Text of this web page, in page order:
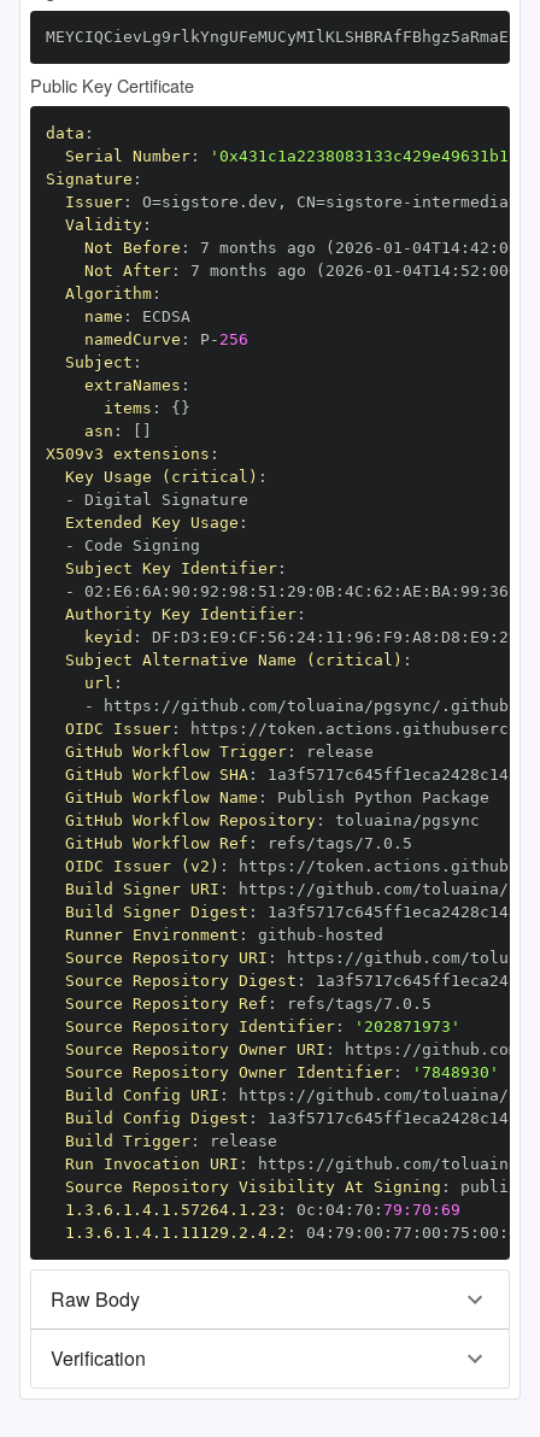
Public Key Certificate
data :
Serial Number:
Signature :
Issuer: O=sigstore.dev , CN=sigstore -
Validity:
Not Before : 7 months ago (2026 -01 -04T14: 42 :
Not After: 7 months ago (2026 -01 -04T14: 52 : 00+00
Algorithm:
name :
namedCurve : P- 256
Subject :
extraNames :
items : { }
asn :
X509v3 extensions :
Key Usage (critical) :
-
Extended Key Usage :
-
Subject Key Identifier:
-
02 : E6 : 6A : 90 : 92 : 98 : 51 : 29 : 0B: 4C : 62 : AE : BA : 99 : 36
Authority Key Identifier:
keyid : DF : D3 : E9 : CF : 56 : 24: 11 : 96 : F9 : A8 : D8 : E9 : 28
Subject Alternative Name (critical) :
url :
-
https : //github.com/toluaina/pgsync/.github/
OIDC Issuer: https :
GitHub Workflow Trigger:
GitHub Workflow SHA:
GitHub Workflow Name :
GitHub Workflow Repository:
GitHub Workflow Ref :
OIDC Issuer (v2) : https :
Build Signer URI : https : //github.com/toluaina/
Build Signer Digest :
Runner Environment : github -
Source Repository URI : https :
Source Repository Digest :
Source Repository Ref :
Source Repository Identifier:
'202871973'
Source Repository Owner URI : https :
Source Repository Owner Identifier:
'7848930'
Build Config URI : https : //github.com/toluaina/
Build Config Digest :
Build Trigger:
Run Invocation URI : https :
Source Repository Visibility At Signing :
1.3.6.1.4.1.57264.1.23 : 0c : 04: 70 : 79:70:69
1.3.6.1.4.1.11129.2.4.2 : 04: 79 : 00 : 77 : 00 : 75 : 00 : dd
Raw Body
Verification